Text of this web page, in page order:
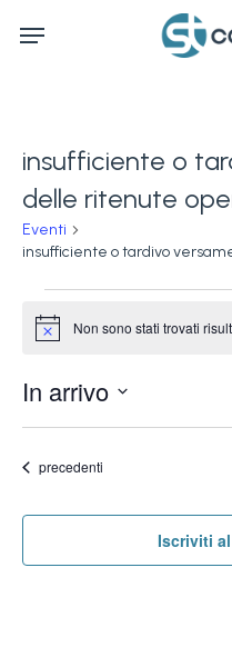
Menu
insufficiente o
delle ritenute
Eventi
insufficiente o tardivo
Eventi
Notice Non sono stati trovati
In arrivo
Seleziona
data.
Eventi
precedenti
Iscriviti